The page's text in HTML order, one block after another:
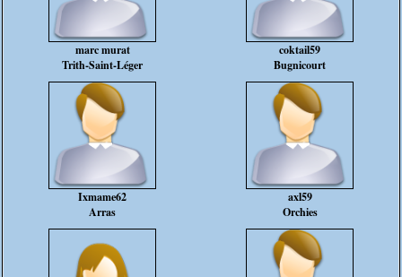
marc murat
Trith-Saint-Léger
coktail59
Bugnicourt
Ixmame62
Arras
axl59
Orchies